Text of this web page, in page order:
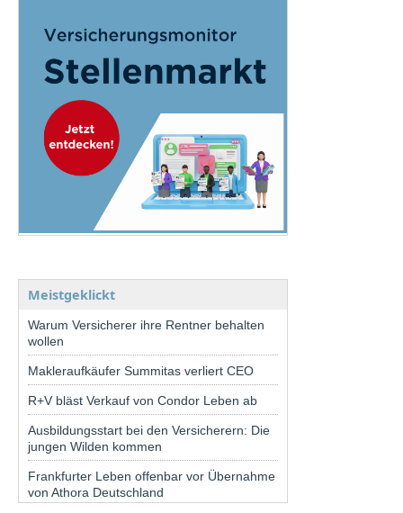
Meistgeklickt
Warum Versicherer ihre Rentner behalten
wollen
Makleraufkäufer Summitas verliert CEO
R+V bläst Verkauf von Condor Leben ab
Ausbildungsstart bei den Versicherern: Die
jungen Wilden kommen
Frankfurter Leben offenbar vor Übernahme
von Athora Deutschland